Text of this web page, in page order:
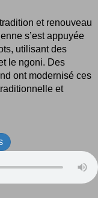
et renouveau
s’est appuyée
utilisant des
le ngoni. Des
ont modernisé ces
et